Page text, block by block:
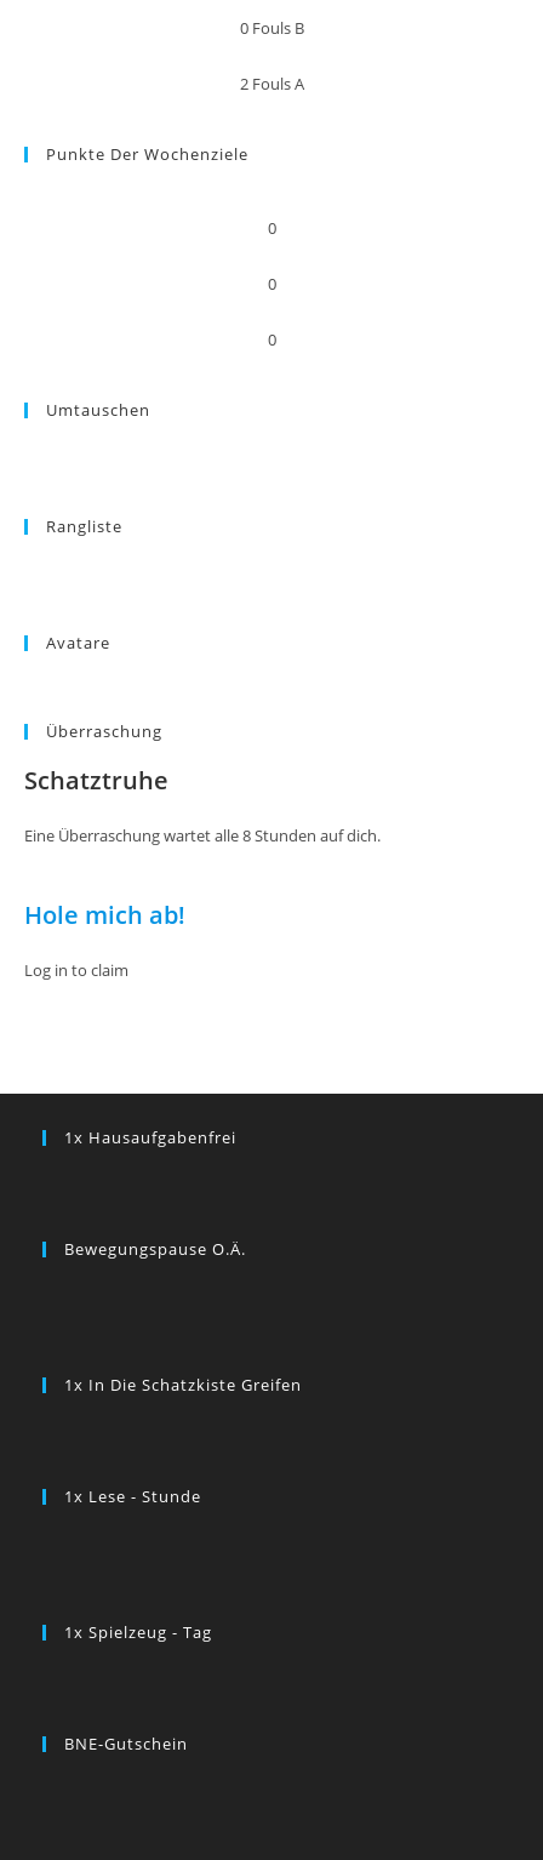
0 Fouls B
2 Fouls A
Punkte Der Wochenziele
0
0
0
Umtauschen
Rangliste
Avatare
Überraschung
Schatztruhe
Eine Überraschung wartet alle 8 Stunden auf dich.
Hole mich ab!
Log in to claim
1x Hausaufgabenfrei
Bewegungspause O.ä.
1x In Die Schatzkiste Greifen
1x Lese - Stunde
1x Spielzeug - Tag
BNE-Gutschein